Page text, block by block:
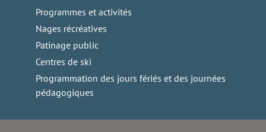
Programmes et activités
Nages récréatives
Patinage public
Centres de ski
Programmation des jours fériés et des journées
pédagogiques